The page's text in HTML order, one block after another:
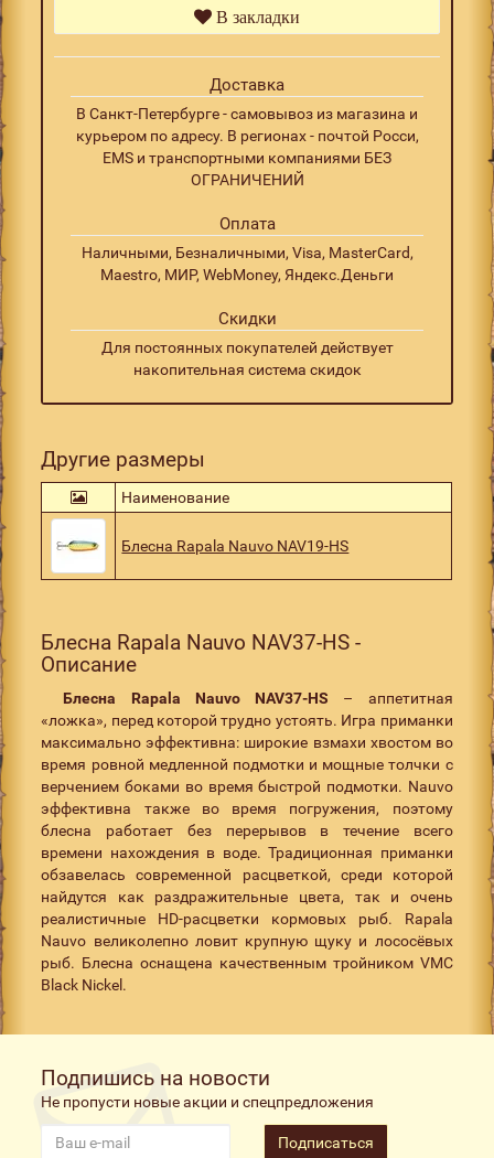
В закладки
Доставка
В Санкт-Петербурге - самовывоз из магазина и
курьером по адресу. В регионах - почтой Росси,
EMS и транспортными компаниями БЕЗ
ОГРАНИЧЕНИЙ
Оплата
Наличными, Безналичными, Visa, MasterCard,
Maestro, МИР, WebMoney, Яндекс.Деньги
Скидки
Для постоянных покупателей действует
накопительная система скидок
Другие размеры
Наименование
Блесна Rapala Nauvo NAV19-HS
Блесна Rapala Nauvo NAV37-HS -
Описание
Блесна Rapala Nauvo NAV37-HS – аппетитная
«ложка», перед которой трудно устоять. Игра приманки
максимально эффективна: широкие взмахи хвостом во
время ровной медленной подмотки и мощные толчки с
верчением боками во время быстрой подмотки. Nauvo
эффективна также во время погружения, поэтому
блесна работает без перерывов в течение всего
времени нахождения в воде. Традиционная приманки
обзавелась современной расцветкой, среди которой
найдутся как раздражительные цвета, так и очень
реалистичные HD-расцветки кормовых рыб. Rapala
Nauvo великолепно ловит крупную щуку и лососёвых
рыб. Блесна оснащена качественным тройником VMC
Black Nickel.
Подпишись на новости
Не пропусти новые акции и спецпредложения
Подписаться